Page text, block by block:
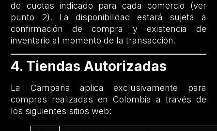
de cuotas indicado para cada comercio (ver
punto 2). La disponibilidad estará sujeta a
confirmación de compra y existencia de
inventario al momento de la transacción.
4. Tiendas Autorizadas
La Campaña aplica exclusivamente para
compras realizadas en Colombia a través de
los siguientes sitios web: